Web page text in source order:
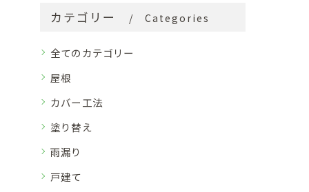
カテゴリー Categories
全てのカテゴリー
屋根
カバー工法
塗り替え
雨漏り
戸建て